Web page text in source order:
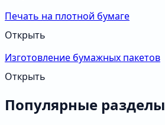
Печать на плотной бумаге
Открыть
Изготовление бумажных пакетов
Открыть
Популярные разделы